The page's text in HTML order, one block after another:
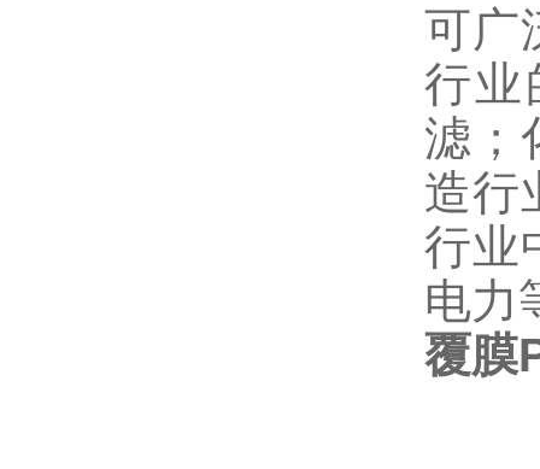
可广
行业
滤；
造行
行业
电力
覆膜